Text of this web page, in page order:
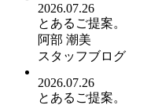
2026.07.26
とあるご提案。
阿部 潮美
スタッフブログ
2026.07.26
とあるご提案。